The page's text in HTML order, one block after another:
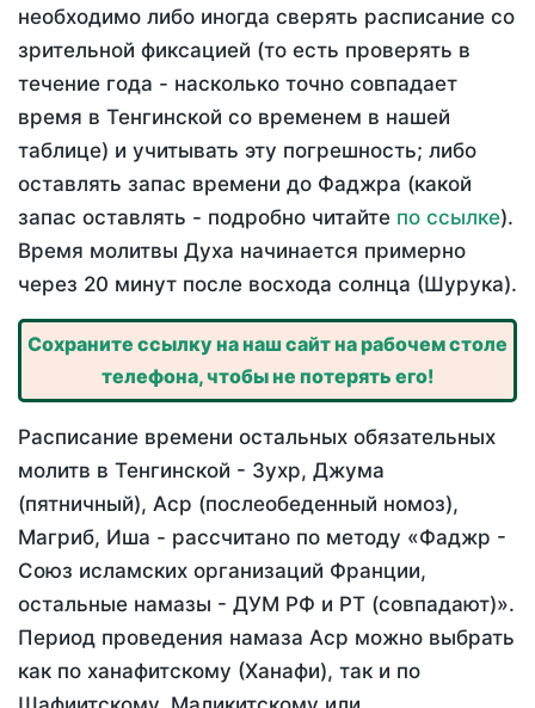
необходимо либо иногда сверять расписание со
зрительной фиксацией (то есть проверять в
течение года - насколько точно совпадает
время в Тенгинской со временем в нашей
таблице) и учитывать эту погрешность; либо
оставлять запас времени до Фаджра (какой
запас оставлять - подробно читайте по ссылке).
Время молитвы Духа начинается примерно
через 20 минут после восхода солнца (Шурука).
Сохраните ссылку на наш сайт на рабочем столе
телефона, чтобы не потерять его!
Расписание времени остальных обязательных
молитв в Тенгинской - Зухр, Джума
(пятничный), Аср (послеобеденный номоз),
Магриб, Иша - рассчитано по методу «Фаджр -
Союз исламских организаций Франции,
остальные намазы - ДУМ РФ и РТ (совпадают)».
Период проведения намаза Аср можно выбрать
как по ханафитскому (Ханафи), так и по